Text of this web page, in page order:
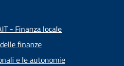
- Finanza locale
finanze
e le autonomie